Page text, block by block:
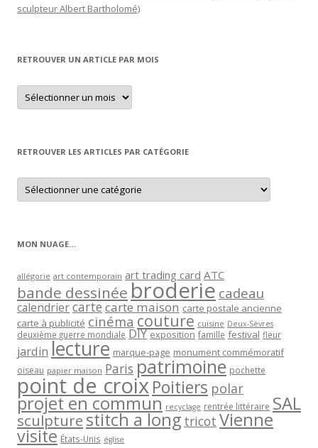
sculpteur Albert Bartholomé)
RETROUVER UN ARTICLE PAR MOIS
Retrouver
un
article
RETROUVER LES ARTICLES PAR CATÉGORIE
Retrouver
les
articles
MON NUAGE…
allégorie art contemporain art trading card ATC
bande dessinée broderie cadeau
calendriercartecarte maison carte postale ancienne
carte à publicité cinéma couture cuisine Deux-Sèvres
deuxième guerre mondiale DIY exposition famille festival fleur
jardin lecture marque-page monument commémoratif
oiseau papier maison Paris patrimoine pochette
point de croixPoitiers polar
projet en commun recyclage rentrée littéraire SAL
sculpturestitch a long tricot Vienne
visite États-Unis église